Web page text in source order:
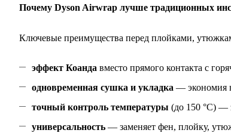
Почему Dyson Airwrap лучше традиционных
Ключевые преимущества перед плойками,
эффект Коанда вместо прямого контакта с
одновременная сушка и укладка — экономия
точный контроль температуры (до 150 °C) —
универсальность — заменяет фен, плойку,